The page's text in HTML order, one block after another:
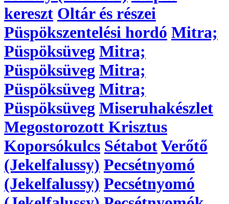
kereszt Oltár és részei
Püspökszentelési hordó Mitra;
Püspöksüveg Mitra;
Püspöksüveg Mitra;
Püspöksüveg Mitra;
Püspöksüveg Miseruhakészlet
Megostorozott Krisztus
Koporsókulcs SétabotVerőtő
(Jekelfalussy) Pecsétnyomó
(Jekelfalussy) Pecsétnyomó